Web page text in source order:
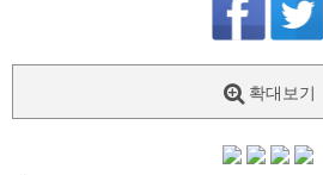
확대보기